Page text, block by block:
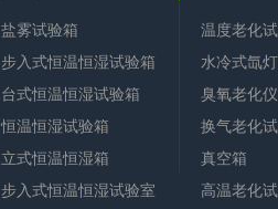
盐雾试验箱
步入式恒温恒湿试验箱
台式恒温恒湿试验箱
恒温恒湿试验箱
立式恒温恒湿箱
步入式恒温恒湿试验室
温度老化
水冷式氙
臭氧老化仪
换气老化
真空箱
高温老化